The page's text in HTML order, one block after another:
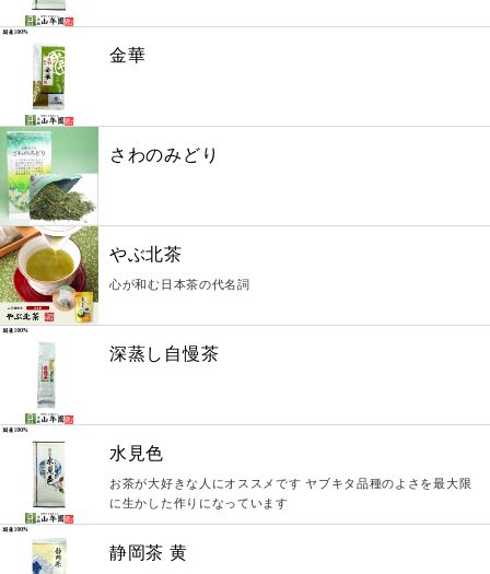
金華
さわのみどり
やぶ北茶
心が和む日本茶の代名詞
深蒸し自慢茶
水見色
お茶が大好きな人にオススメです ヤブキタ品種のよさを最大限
に生かした作りになっています
静岡茶 黄